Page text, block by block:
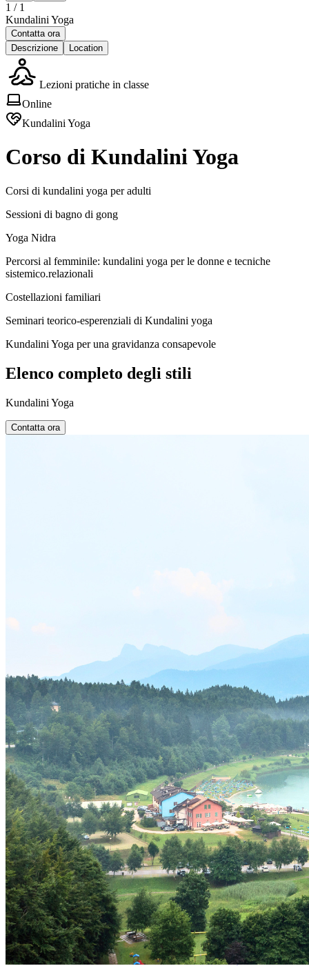
1 / 1
Kundalini Yoga
Contatta ora
Descrizione
Location
Lezioni pratiche in classe
Online
Kundalini Yoga
Corso di Kundalini Yoga
Corsi di kundalini yoga per adulti
Sessioni di bagno di gong
Yoga Nidra
Percorsi al femminile: kundalini yoga per le donne e tecniche
sistemico.relazionali
Costellazioni familiari
Seminari teorico-esperenziali di Kundalini yoga
Kundalini Yoga per una gravidanza consapevole
Elenco completo degli stili
Kundalini Yoga
Contatta ora